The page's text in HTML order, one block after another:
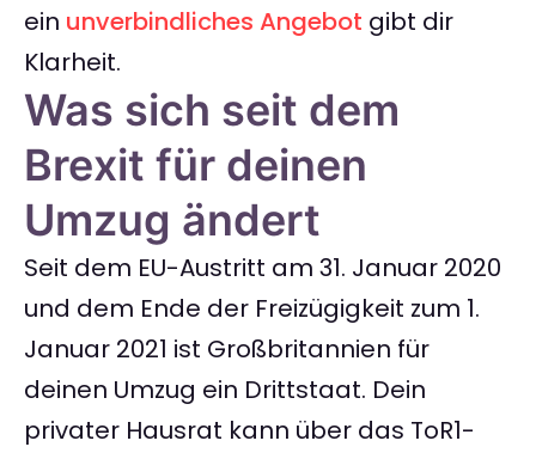
ein unverbindliches Angebot gibt dir
Klarheit.
Was sich seit dem
Brexit für deinen
Umzug ändert
Seit dem EU-Austritt am 31. Januar 2020
und dem Ende der Freizügigkeit zum 1.
Januar 2021 ist Großbritannien für
deinen Umzug ein Drittstaat. Dein
privater Hausrat kann über das ToR1-